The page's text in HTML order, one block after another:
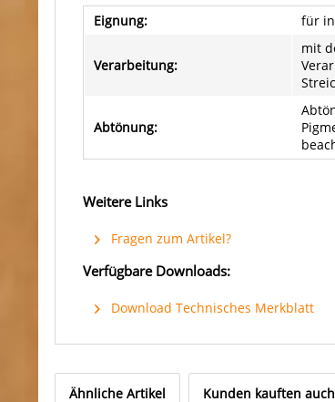
Eignung: für
Verarbeitung:
mit
Abtönung:
Weitere Links
Fragen zum Artikel?
Verfügbare Downloads:
Download Technisches Merkblatt
Ähnliche Artikel Kunden kauften auch